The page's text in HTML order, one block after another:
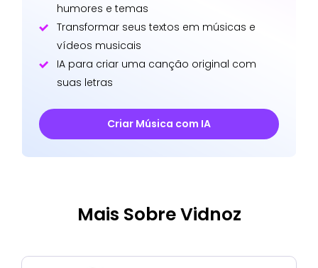
humores e temas
Transformar seus textos em músicas e
vídeos musicais
IA para criar uma canção original com
suas letras
Criar Música com IA
Mais Sobre Vidnoz